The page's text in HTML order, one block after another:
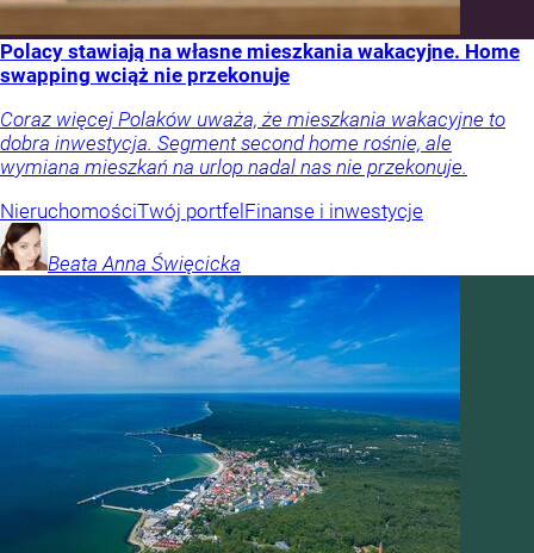
Polacy stawiają na własne mieszkania wakacyjne. Home
swapping wciąż nie przekonuje
Coraz więcej Polaków uważa, że mieszkania wakacyjne to
dobra inwestycja. Segment second home rośnie, ale
wymiana mieszkań na urlop nadal nas nie przekonuje.
NieruchomościTwój portfel Finanse i inwestycje
Beata Anna Święcicka